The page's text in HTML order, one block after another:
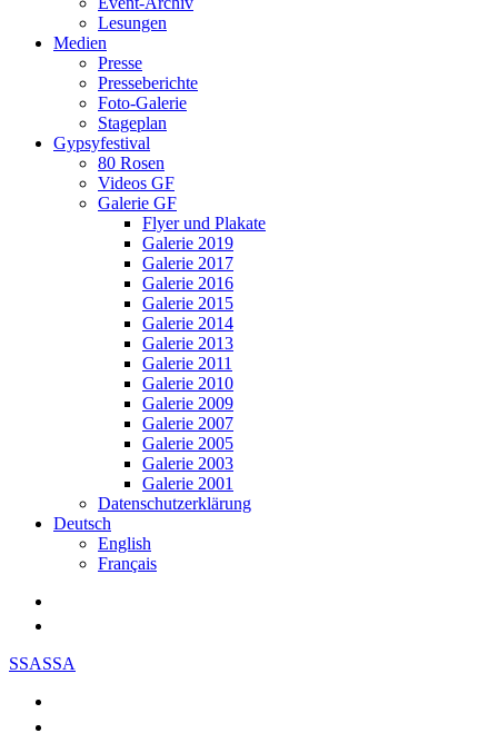
Lesungen
Medien
Presse
Presseberichte
Foto-Galerie
Stageplan
Gypsyfestival
80 Rosen
Videos GF
Galerie GF
Flyer und Plakate
Galerie 2019
Galerie 2017
Galerie 2016
Galerie 2015
Galerie 2014
Galerie 2013
Galerie 2011
Galerie 2010
Galerie 2009
Galerie 2007
Galerie 2005
Galerie 2003
Galerie 2001
Datenschutzerklärung
Deutsch
English
Français
SSASSA